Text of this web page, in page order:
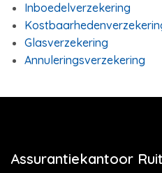
Inboedelverzekering
Glasverzekering
Annuleringsverzekering
Assurantiekantoor